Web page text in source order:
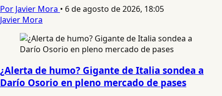
Por Javier Mora • 6 de agosto de 2026, 18:05
Javier Mora
¿Alerta de humo? Gigante de Italia sondea a
Darío Osorio en pleno mercado de pases